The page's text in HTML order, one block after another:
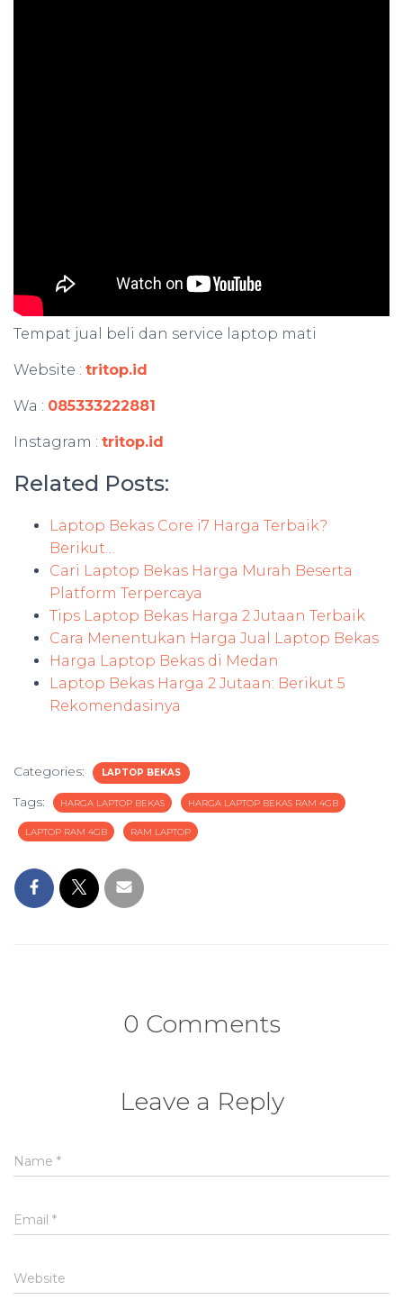
Tempat jual beli dan service laptop mati
Website : tritop.id
Wa : 085333222881
Instagram : tritop.id
Related Posts:
Laptop Bekas Core i7 Harga Terbaik?
Berikut…
Cari Laptop Bekas Harga Murah Beserta
Platform Terpercaya
Tips Laptop Bekas Harga 2 Jutaan Terbaik
Cara Menentukan Harga Jual Laptop Bekas
Harga Laptop Bekas di Medan
Laptop Bekas Harga 2 Jutaan: Berikut 5
Rekomendasinya
Categories: LAPTOP BEKAS
Tags: HARGA LAPTOP BEKAS HARGA LAPTOP BEKAS RAM 4GB
LAPTOP RAM 4GB RAM LAPTOP
0 Comments
Leave a Reply
Name *
Email *
Website